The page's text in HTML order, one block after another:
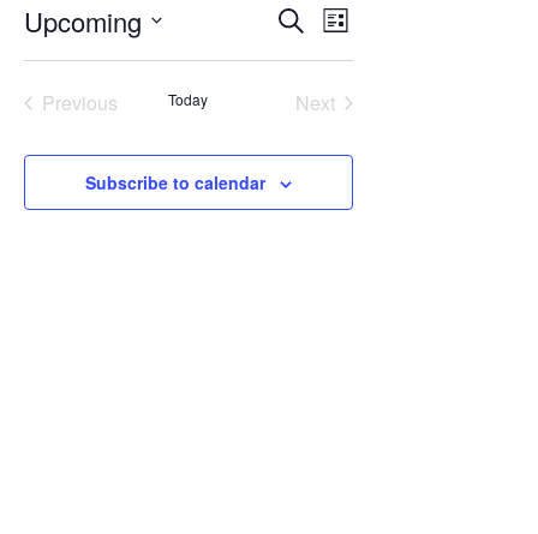
Events
Search
Views
Navigation
SearchEvent
Views
List
Upcoming
Previous
Today
Next
Subscribe to calendar